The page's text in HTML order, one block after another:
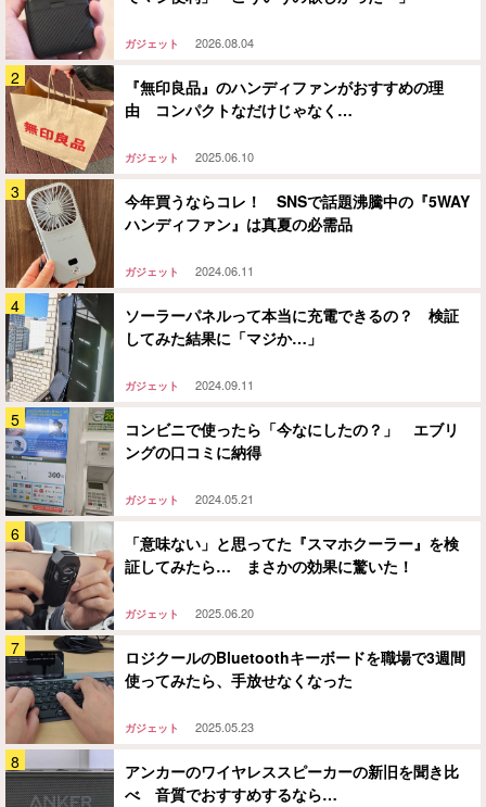
ガジェット 2026.08.04
『無印良品』のハンディファンがおすすめの理
由 コンパクトなだけじゃなく…
ガジェット 2025.06.10
今年買うならコレ！ SNSで話題沸騰中の『5WAY
ハンディファン』は真夏の必需品
ガジェット 2024.06.11
ソーラーパネルって本当に充電できるの？ 検証
してみた結果に「マジか…」
ガジェット 2024.09.11
コンビニで使ったら「今なにしたの？」 エブリ
ングの口コミに納得
ガジェット 2024.05.21
「意味ない」と思ってた『スマホクーラー』を検
証してみたら… まさかの効果に驚いた！
ガジェット 2025.06.20
ロジクールのBluetoothキーボードを職場で3週間
使ってみたら、手放せなくなった
ガジェット 2025.05.23
アンカーのワイヤレススピーカーの新旧を聞き比
べ 音質でおすすめするなら…